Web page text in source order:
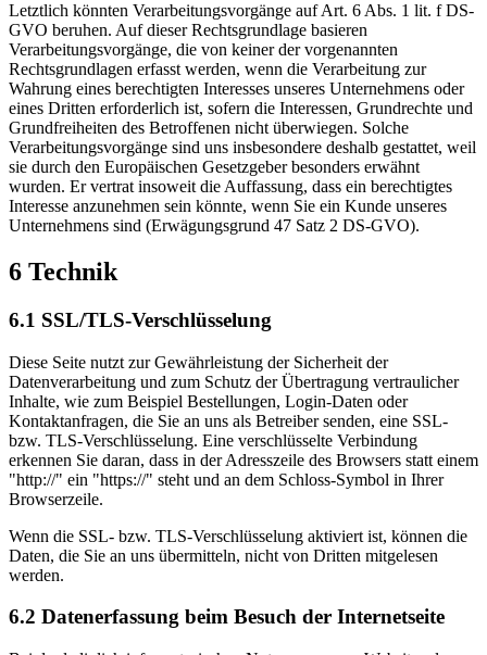
Letztlich könnten Verarbeitungsvorgänge auf Art. 6 Abs. 1 lit. f DS-
GVO beruhen. Auf dieser Rechtsgrundlage basieren
Verarbeitungsvorgänge, die von keiner der vorgenannten
Rechtsgrundlagen erfasst werden, wenn die Verarbeitung zur
Wahrung eines berechtigten Interesses unseres Unternehmens oder
eines Dritten erforderlich ist, sofern die Interessen, Grundrechte und
Grundfreiheiten des Betroffenen nicht überwiegen. Solche
Verarbeitungsvorgänge sind uns insbesondere deshalb gestattet, weil
sie durch den Europäischen Gesetzgeber besonders erwähnt
wurden. Er vertrat insoweit die Auffassung, dass ein berechtigtes
Interesse anzunehmen sein könnte, wenn Sie ein Kunde unseres
Unternehmens sind (Erwägungsgrund 47 Satz 2 DS-GVO).
6 Technik
6.1 SSL/TLS-Verschlüsselung
Diese Seite nutzt zur Gewährleistung der Sicherheit der
Datenverarbeitung und zum Schutz der Übertragung vertraulicher
Inhalte, wie zum Beispiel Bestellungen, Login-Daten oder
Kontaktanfragen, die Sie an uns als Betreiber senden, eine SSL-
bzw. TLS-Verschlüsselung. Eine verschlüsselte Verbindung
erkennen Sie daran, dass in der Adresszeile des Browsers statt einem
"http://" ein "https://" steht und an dem Schloss-Symbol in Ihrer
Browserzeile.
Wenn die SSL- bzw. TLS-Verschlüsselung aktiviert ist, können die
Daten, die Sie an uns übermitteln, nicht von Dritten mitgelesen
werden.
6.2 Datenerfassung beim Besuch der Internetseite